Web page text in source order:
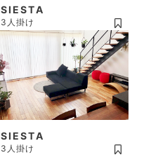
SIESTA
3人掛け
SIESTA
3人掛け